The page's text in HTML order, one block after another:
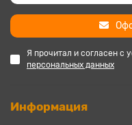
Я прочитал и согласен с
персональных данных
Информация